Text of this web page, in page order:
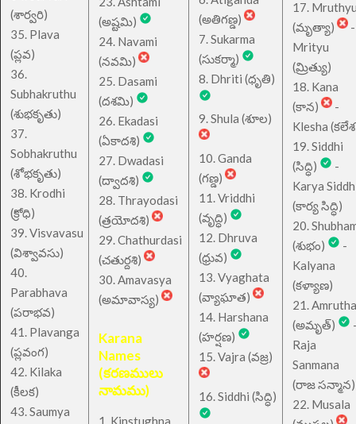
(శార్వరి)
35. Plava
(ప్లవ)
36.
Subhakruthu
(శుభకృతు)
37.
Sobhakruthu
(శోభకృతు)
38. Krodhi
(క్రోధి)
39. Visvavasu
(విశ్వావసు)
40.
Parabhava
(పరాభవ)
41. Plavanga
(ప్లవంగ)
42. Kilaka
(కీలక)
43. Saumya
(అష్టమి)
24. Navami
(నవమి)
25. Dasami
(దశమి)
26. Ekadasi
(ఏకాదశి)
27. Dwadasi
(ద్వాదశి)
28. Thrayodasi
(త్రయోదశి)
29. Chathurdasi
(చతుర్దశి)
30. Amavasya
(అమావాస్య)
Karana
Names
(కరణములు
నామము)
1. Kinstughna
(అతిగణ్డ)
7. Sukarma
(సుకర్మా)
8. Dhriti (ధృతి)
9. Shula (శూల)
10. Ganda
(గణ్డ)
11. Vriddhi
(వృద్ధి)
12. Dhruva
(ధ్రువ)
13. Vyaghata
(వ్యాఘాత)
14. Harshana
(హర్షణ)
15. Vajra (వజ్ర)
16. Siddhi (సిద్ధి)
17.
(మృత్యా)
-
Mrityu
(మ్రిత్యు)
18. Kana
(కాన)
-
Klesha
19. Siddhi
(సిద్ధి)
-
Karya
(కార్య సిద్ధి)
20.
(శుభం)
-
Kalyana
(కళ్యాణ)
21. Amrutha
(అమృత్)
Raja
Sanmana
(రాజ సన్మాన)
22. Musala